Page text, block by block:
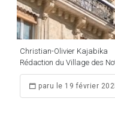
Christian-Olivier Kajabika
Rédaction du Village des
paru le 19 février